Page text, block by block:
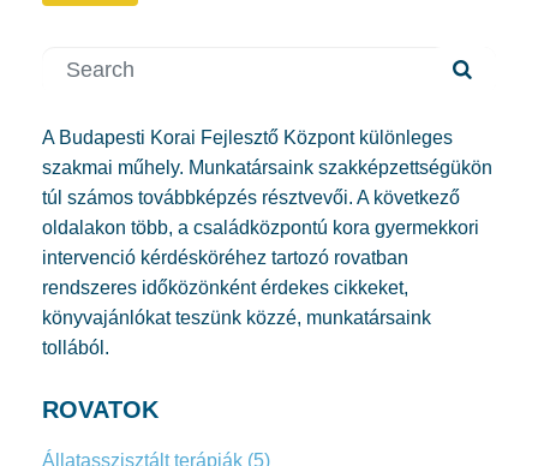
A Budapesti Korai Fejlesztő Központ különleges
szakmai műhely. Munkatársaink szakképzettségükön
túl számos továbbképzés résztvevői. A következő
oldalakon több, a családközpontú kora gyermekkori
intervenció kérdésköréhez tartozó rovatban
rendszeres időközönként érdekes cikkeket,
könyvajánlókat teszünk közzé, munkatársaink
tollából.
ROVATOK
Állatasszisztált terápiák (5)